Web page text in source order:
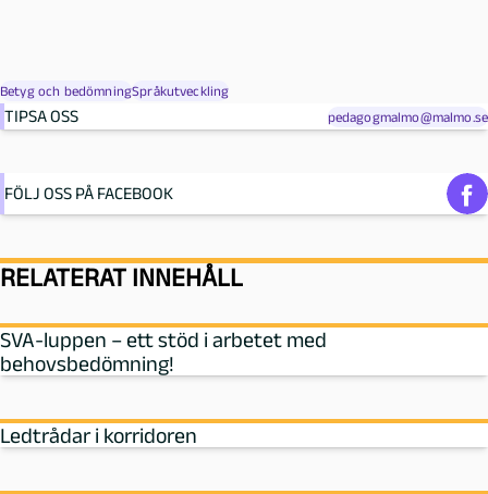
Betyg och bedömningSpråkutveckling
TIPSA OSS pedagogmalmo@malmo.se
FÖLJ OSS PÅ FACEBOOK
RELATERAT INNEHÅLL
SVA-luppen – ett stöd i arbetet med
behovsbedömning!
Ledtrådar i korridoren